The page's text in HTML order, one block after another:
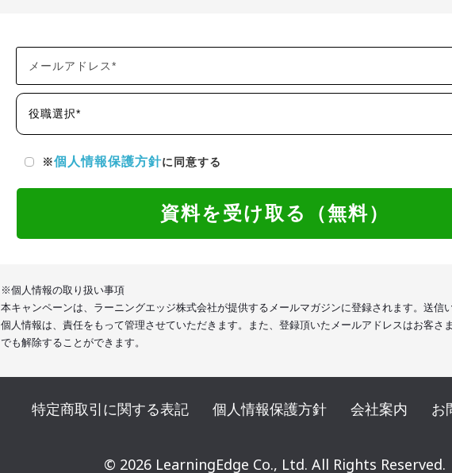
役職選択*
※個人情報保護方針に同意する
資料を受け取る（無料）
※個人情報の取り扱い事項
本キャンペーンは、ラーニングエッジ株式会社が提供するメールマガジンに登録されます。送信
個人情報は、責任をもって管理させていただきます。また、登録頂いたメールアドレスはお客さ
でも解除することができます。
特定商取引に関する表記 個人情報保護方針 会社案内 お
© 2026 LearningEdge Co., Ltd. All Rights Reserved.